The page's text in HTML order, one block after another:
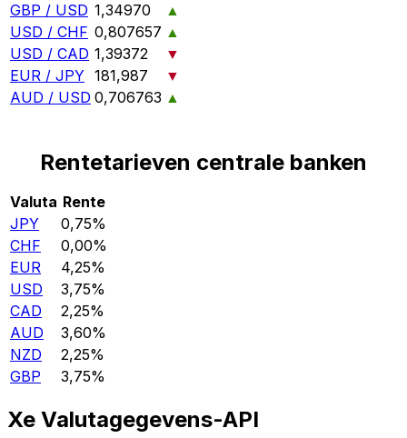
GBP / USD 1,34970
▲
USD / CHF 0,807657 ▲
USD / CAD 1,39372
▼
EUR / JPY 181,987
▼
AUD / USD 0,706763 ▲
Rentetarieven centrale banken
Valuta Rente
JPY
0,75%
CHF
0,00%
EUR
4,25%
USD
3,75%
CAD
2,25%
AUD
3,60%
NZD
2,25%
GBP
3,75%
Xe Valutagegevens-API